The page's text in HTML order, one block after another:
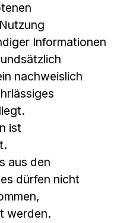
Informationen
nachweislich
ist
aus den
dürfen nicht
werden.